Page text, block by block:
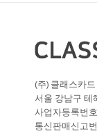
(주) 클래스카
서울 강남구 테
사업자등록번
통신판매신고